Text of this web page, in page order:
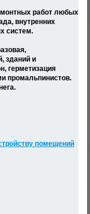
работ любых
внутренних
систем.
зданий и
герметизация
промальпинистов.
помещений